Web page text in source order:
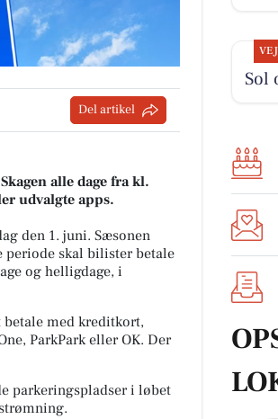
Del artikel
alle dage fra kl.
udvalgte apps.
den 1. juni. Sæsonen
periode skal bilister betale
og helligdage, i
med kreditkort,
ParkPark eller OK. Der
parkeringspladser i løbet
Sol